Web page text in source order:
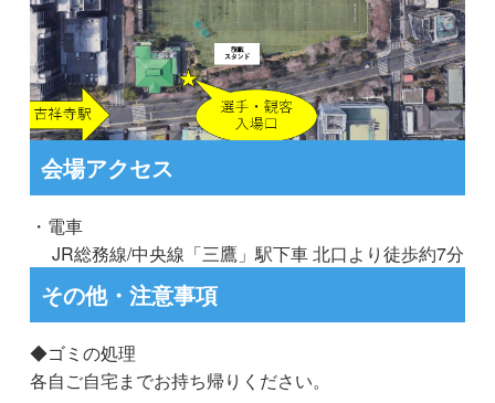
会場アクセス
・電車
JR総務線/中央線「三鷹」駅下車 北口より徒歩約7分
その他・注意事項
◆ゴミの処理
各自ご自宅までお持ち帰りください。